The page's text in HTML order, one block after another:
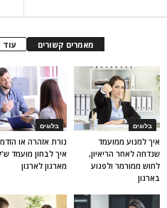
מאמרים קשורים עוד
בלוגים
נורת אזהרה או
איך לבחון מועמד
מארגון לארגון
בלוגים
איך למנוע ממועמד
שנדחה לאחר הריאיון,
לחוש ממורמר ולפגוע
בארגון